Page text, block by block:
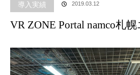
導入実績 2019.03.12
VR ZONE Portal namco札